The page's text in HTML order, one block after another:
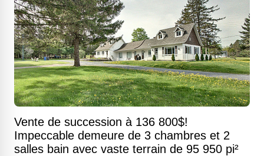
Vente de succession à 136 800$!
Impeccable demeure de 3 chambres et 2
salles bain avec vaste terrain de 95 950 pi²